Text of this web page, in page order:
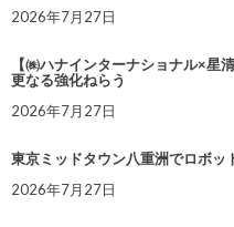
2026年7月27日
【㈱ハナインターナショナル×星
更なる強化ねらう
2026年7月27日
東京ミッドタウン八重洲でロボッ
2026年7月27日